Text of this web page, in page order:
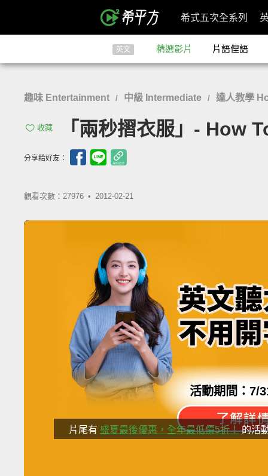
希式五次全系列
英文 精選影片 片語俚語
趣味 Entertainment / 中級 Intermediate / 達人教學
收藏 「兩秒摺衣服」- How
分享給好友：
觀看次數：27976 • 2012-02-21
片尾有 盛夏最後優惠，全年最低價5折！的活
活動期間：7/